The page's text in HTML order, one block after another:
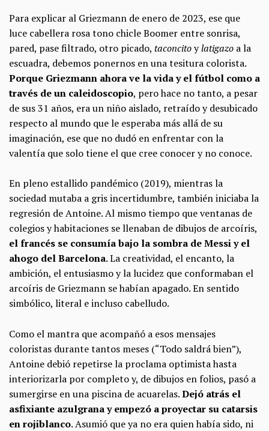
Para explicar al Griezmann de enero de 2023, ese que
luce cabellera rosa tono chicle Boomer entre sonrisa,
pared, pase filtrado, otro picado, taconcitoylatigazo a la
escuadra, debemos ponernos en una tesitura colorista.
Porque Griezmann ahora ve la vida y el fútbol como a
través de un caleidoscopio, pero hace no tanto, a pesar
de sus 31 años, era un niño aislado, retraído y desubicado
respecto al mundo que le esperaba más allá de su
imaginación, ese que no dudó en enfrentar con la
valentía que solo tiene el que cree conocer y no conoce.
En pleno estallido pandémico (2019), mientras la
sociedad mutaba a gris incertidumbre, también iniciaba la
regresión de Antoine. Al mismo tiempo que ventanas de
colegios y habitaciones se llenaban de dibujos de arcoíris,
el francés se consumía bajo la sombra de Messi y el
ahogo del Barcelona. La creatividad, el encanto, la
ambición, el entusiasmo y la lucidez que conformaban el
arcoíris de Griezmann se habían apagado. En sentido
simbólico, literal e incluso cabelludo.
Como el mantra que acompañó a esos mensajes
coloristas durante tantos meses (“Todo saldrá bien”),
Antoine debió repetirse la proclama optimista hasta
interiorizarla por completo y, de dibujos en folios, pasó a
sumergirse en una piscina de acuarelas.Dejó atrás el
asfixiante azulgrana y empezó a proyectar su catarsis
en rojiblanco. Asumió que ya no era quien había sido, ni